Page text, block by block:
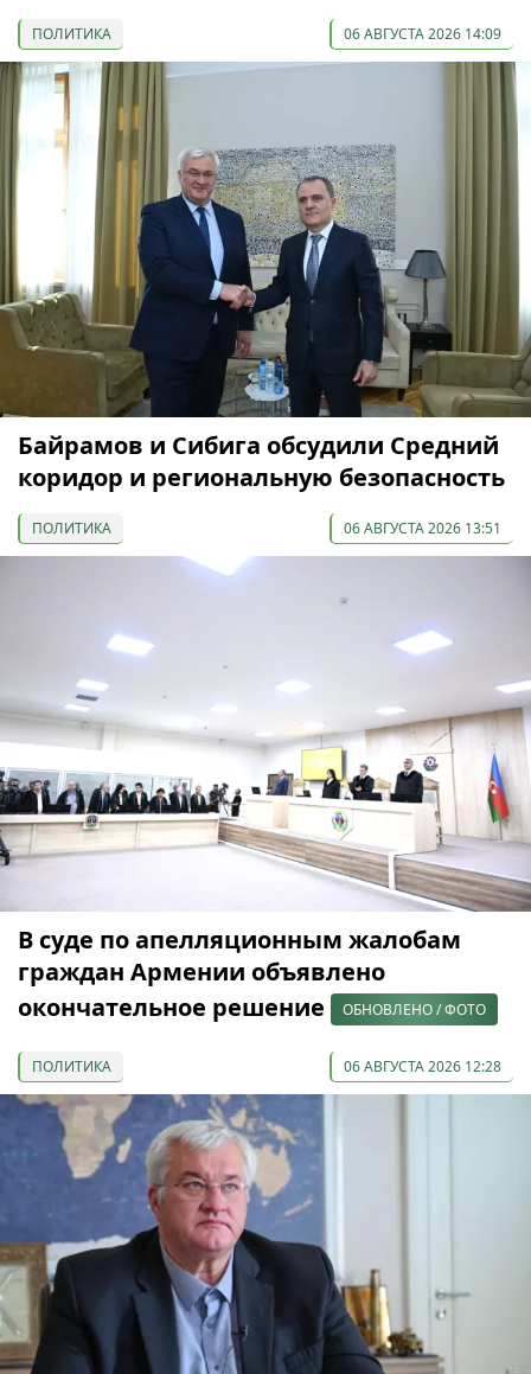
ПОЛИТИКА 06 АВГУСТА 2026 14:09
Байрамов и Сибига обсудили Средний
коридор и региональную безопасность
ПОЛИТИКА 06 АВГУСТА 2026 13:51
В суде по апелляционным жалобам
граждан Армении объявлено
окончательное решение
ОБНОВЛЕНО / ФОТО
ПОЛИТИКА 06 АВГУСТА 2026 12:28